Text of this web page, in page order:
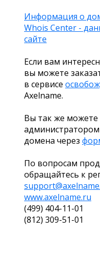
Информация о
Whois Center -
сайте
Если вам
вы можете
в сервисе
Axelname.
Вы так же можете
домена через
По вопросам
обращайтесь к
www.axelname.ru
(499) 404-11-01
(812) 309-51-01